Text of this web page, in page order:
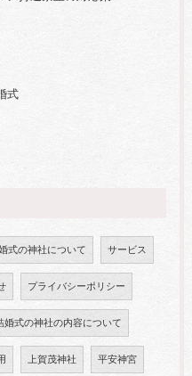
式
式の神社について サービス
プライバシーポリシー
婚式の神社の内容について
上賀茂神社 平安神宮